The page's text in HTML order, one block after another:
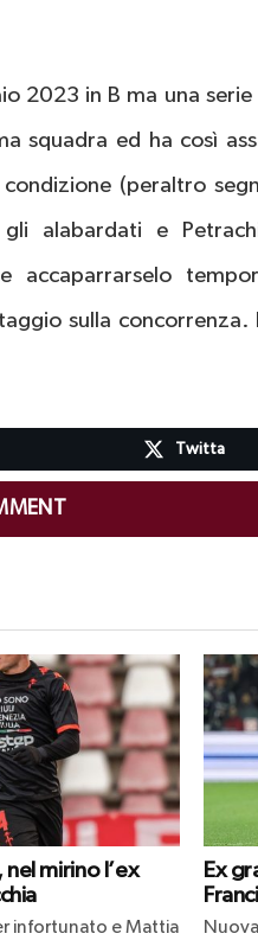
2023 in B ma una
squadra ed ha così
(peraltro
alabardati e
sulla concorrenza.
Twitta
mirino l’ex
infortunato e Mattia
Ex